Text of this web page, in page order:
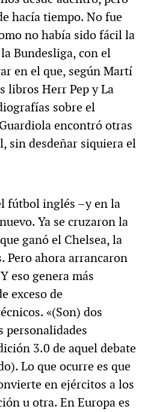
hacía tiempo. No fue
no había sido fácil la
Bundesliga, con el
en el que, según Martí
libros Herr Pep y La
sobre el
encontró otras
sin desdeñar siquiera el
fútbol inglés –y en la
Ya se cruzaron la
ganó el Chelsea, la
Pero ahora arrancaron
eso genera más
exceso de
«(Son) dos
personalidades
3.0 de aquel debate
Lo que ocurre es que
en ejércitos a los
u otra. En Europa es